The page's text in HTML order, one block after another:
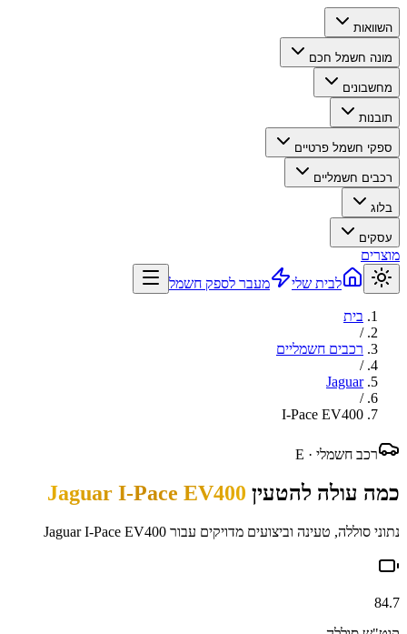
השוואות
מונה חשמל חכם
מחשבונים
תובנות
ספקי חשמל פרטיים
רכבים חשמליים
בלוג
עסקים
מוצרים
לבית שלי
מעבר לספק חשמל
בית
/
רכבים חשמליים
/
Jaguar
/
I-Pace EV400
רכב חשמלי · E
כמה עולה להטעין Jaguar I-Pace EV400
נתוני סוללה, טעינה וביצועים מדויקים עבור Jaguar I-Pace EV400
84.7